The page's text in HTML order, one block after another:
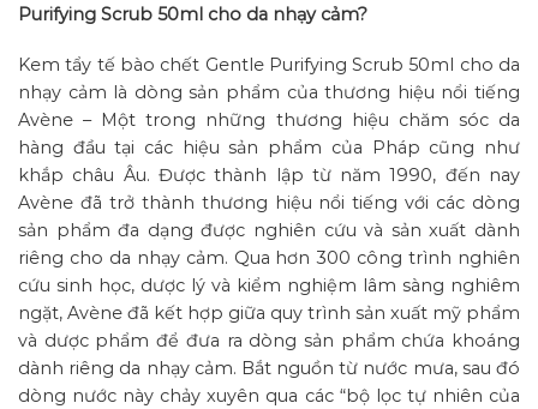
Purifying Scrub 50ml cho da nhạy cảm?
Kem tẩy tế bào chết Gentle Purifying Scrub 50ml cho da
nhạy cảm là dòng sản phẩm của thương hiệu nổi tiếng
Avène – Một trong những thương hiệu chăm sóc da
hàng đầu tại các hiệu sản phẩm của Pháp cũng như
khắp châu Âu. Được thành lập từ năm 1990, đến nay
Avène đã trở thành thương hiệu nổi tiếng với các dòng
sản phẩm đa dạng được nghiên cứu và sản xuất dành
riêng cho da nhạy cảm. Qua hơn 300 công trình nghiên
cứu sinh học, dược lý và kiểm nghiệm lâm sàng nghiêm
ngặt, Avène đã kết hợp giữa quy trình sản xuất mỹ phẩm
và dược phẩm để đưa ra dòng sản phẩm chứa khoáng
dành riêng da nhạy cảm. Bắt nguồn từ nước mưa, sau đó
dòng nước này chảy xuyên qua các “bộ lọc tự nhiên của